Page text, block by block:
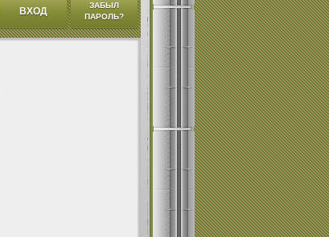
ВХОД
ЗАБЫЛ
ПАРОЛЬ?